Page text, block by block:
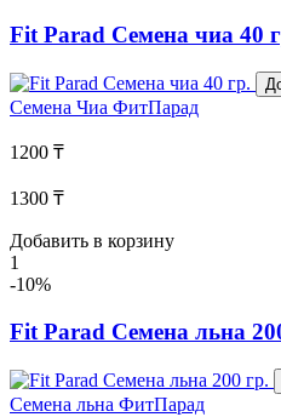
Fit Parad Семена чиа 40
Семена Чиа ФитПарад
1200 ₸
1300 ₸
Добавить в корзину
1
-10%
Fit Parad Семена льна
Семена льна ФитПарад